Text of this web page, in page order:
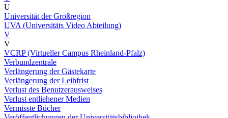
U
Universität der Großregion
UVA (Universitäts Video Abteilung)
V
V
VCRP (Virtueller Campus Rheinland-Pfalz)
Verbundzentrale
Verlängerung der Gästekarte
Verlängerung der Leihfrist
Verlust des Benutzerausweises
Verlust entliehener Medien
Vermisste Bücher